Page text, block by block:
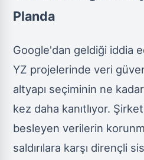
Planda
Google'dan geldiği iddia
YZ projelerinde veri
altyapı seçiminin ne
kez daha kanıtlıyor.
besleyen verilerin
saldırılara karşı dirençli